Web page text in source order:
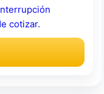
cotizar.